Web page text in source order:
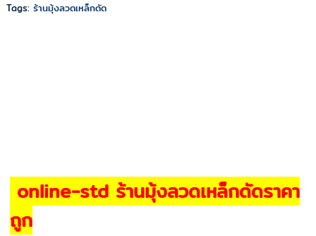
Tags: ร้านมุ้งลวดเหล็กดัด
online-std ร้านมุ้งลวดเหล็กดัดราคา
ถูก